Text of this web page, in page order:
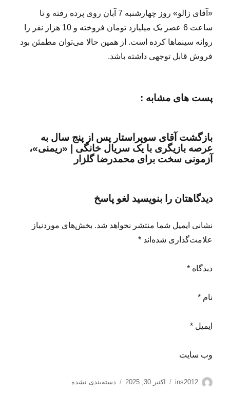
«آقای زالو» روز چهارشنبه 7 آبان روی پرده رفته و تا
ساعت 6 عصر یک میلیارد تومان فروخته و 10 هزار نفر را
روانه سینماها کرده است. از همین حالا می‌توان مطمئن بود
فروش قابل توجهی داشته باشد.
پست های مشابه :
بازگشت آقای سوپر‌استار پس از پنج سال به
عرصه بازیگری با یک سریال خانگی | «ریمنی»،
آزمونی سخت برای محمدرضا گلزار
دیدگاهتان را بنویسید لغو پاسخ
نشانی ایمیل شما منتشر نخواهد شد. بخش‌های موردنیاز
علامت‌گذاری شده‌اند *
دیدگاه *
نام *
ایمیل *
وب‌ سایت
نویسنده
ins2012
ارسال
اکتبر 30, 2025 دسته‌ها
دسته‌بندی نشده